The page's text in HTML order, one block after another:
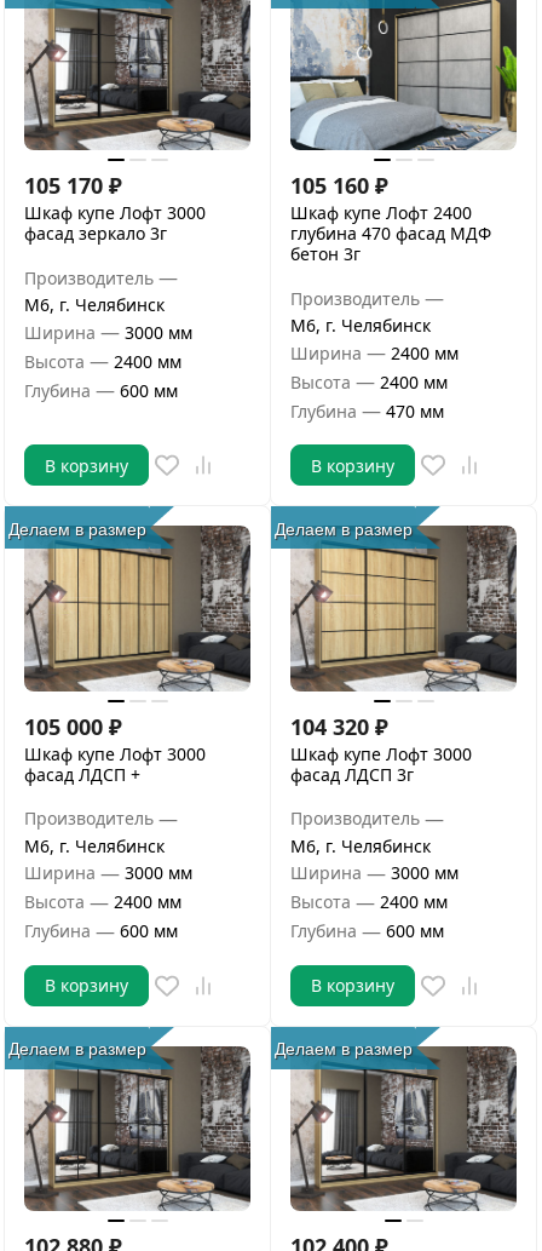
105 170 ₽
Шкаф купе Лофт 3000
фасад зеркало 3г
Производитель —
М6, г. Челябинск
Ширина — 3000 мм
Высота — 2400 мм
Глубина — 600 мм
В корзину
105 160 ₽
Шкаф купе Лофт 2400
глубина 470 фасад МДФ
бетон 3г
Производитель —
М6, г. Челябинск
Ширина — 2400 мм
Высота — 2400 мм
Глубина — 470 мм
В корзину
Делаем в размер
105 000 ₽
Шкаф купе Лофт 3000
фасад ЛДСП +
Производитель —
М6, г. Челябинск
Ширина — 3000 мм
Высота — 2400 мм
Глубина — 600 мм
В корзину
Делаем в размер
104 320 ₽
Шкаф купе Лофт 3000
фасад ЛДСП 3г
Производитель —
М6, г. Челябинск
Ширина — 3000 мм
Высота — 2400 мм
Глубина — 600 мм
В корзину
Делаем в размер Делаем в размер